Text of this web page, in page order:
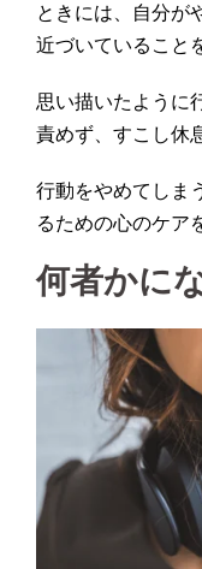
ときには、自分が
近づいていること
思い描いたように
責めず、すこし休
行動をやめてしま
るための心のケア
何者かに